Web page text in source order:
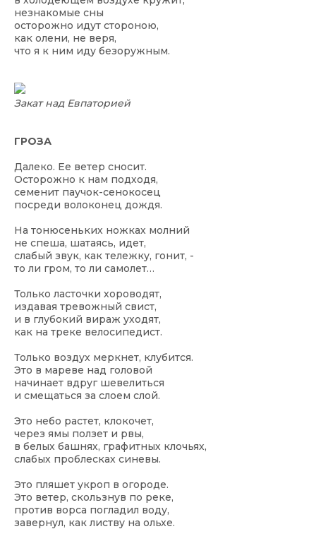
незнакомые сны
осторожно идут стороною,
как олени, не веря,
что я к ним иду безоружным.
Закат над Евпаторией
ГРОЗА
Далеко. Ее ветер сносит.
Осторожно к нам подходя,
семенит паучок-сенокосец
посреди волоконец дождя.
На тонюсеньких ножках молний
не спеша, шатаясь, идет,
слабый звук, как тележку, гонит, -
то ли гром, то ли самолет…
Только ласточки хороводят,
издавая тревожный свист,
и в глубокий вираж уходят,
как на треке велосипедист.
Только воздух меркнет, клубится.
Это в мареве над головой
начинает вдруг шевелиться
и смещаться за слоем слой.
Это небо растет, клокочет,
через ямы ползет и рвы,
в белых башнях, графитных клочьях,
слабых проблесках синевы.
Это пляшет укроп в огороде.
Это ветер, скользнув по реке,
против ворса погладил воду,
завернул, как листву на ольхе.